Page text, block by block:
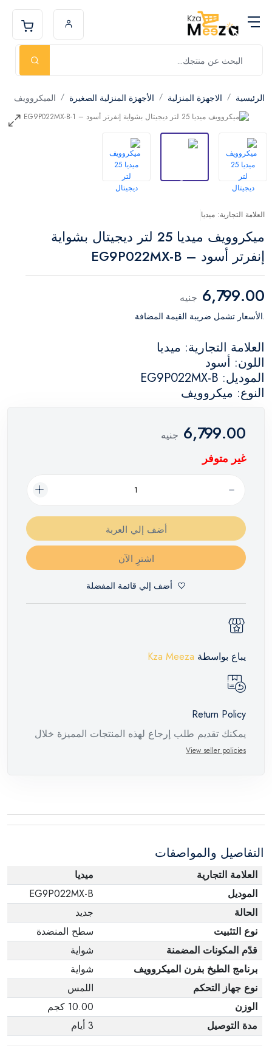
الرئيسية الاجهزة المنزلية الأجهزة المنزلية الصغيرة الميكروويف
العلامة التجارية: ميديا
ميكروويف ميديا 25 لتر ديجيتال بشواية
إنفرتر أسود – EG9P022MX-B
6,799.00 جنيه
.الأسعار تشمل ضريبة القيمة المضافة
العلامة التجارية: ميديا
اللون: أسود
الموديل: EG9P022MX-B
النوع: ميكروويف
6,799.00 جنيه
غير متوفر
أضف إلي العربة
اشترِ الآن
أضف إلي قائمة المفضلة
يباع بواسطة Kza Meeza
Return Policy
يمكنك تقديم طلب إرجاع لهذه المنتجات المميزة خلال
عبوته الأصلية. لاحظ أنه لا يمكن إرجاع المنتجات
وفي عبواتها الأصلية.
View seller policies
التفاصيل والمواصفات
العلامة التجارية
ميديا
الموديل
EG9P022MX-B
الحالة
جديد
نوع التثبيت
سطح المنضدة
قدّم المكونات المضمنة
شواية
برنامج الطبخ بفرن الميكروويف
شواية
نوع جهاز التحكم
اللمس
الوزن
10.00 كجم
مدة التوصيل
3 أيام